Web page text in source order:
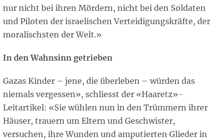
nur nicht bei ihren Mördern, nicht bei den Soldaten
und Piloten der israelischen Verteidigungskräfte, der
moralischsten der Welt.»
In den Wahnsinn getrieben
Gazas Kinder – jene, die überleben – würden das
niemals vergessen», schliesst der «Haaretz»-
Leitartikel: «Sie wühlen nun in den Trümmern ihrer
Häuser, trauern um Eltern und Geschwister,
versuchen, ihre Wunden und amputierten Glieder in